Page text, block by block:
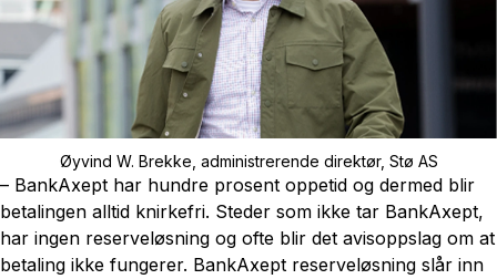
Øyvind W. Brekke, administrerende direktør, Stø AS
– BankAxept har hundre prosent oppetid og dermed blir
betalingen alltid knirkefri. Steder som ikke tar BankAxept,
har ingen reserveløsning og ofte blir det avisoppslag om at
betaling ikke fungerer. BankAxept reserveløsning slår inn